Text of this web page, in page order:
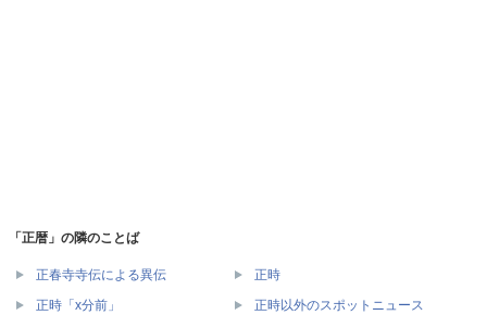
「正暦」の隣のことば
正春寺寺伝による異伝 正時
正時「x分前」 正時以外のスポットニュース